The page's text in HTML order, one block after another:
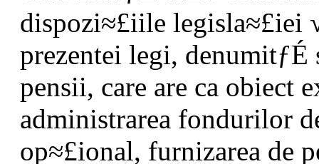
dispozi≈£iile legisla≈£iei
prezentei legi, denumitƒÉ
pensii, care are ca obiect
administrarea fondurilor
op≈£ional, furnizarea de